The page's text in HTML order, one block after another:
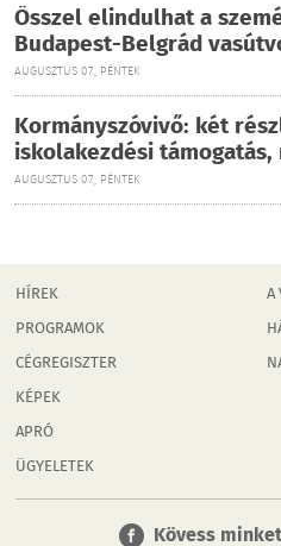
Ősszel elindulhat a
Budapest-Belgrád
AUGUSZTUS 07., PÉNTEK
Kormányszóvivő: két
iskolakezdési
AUGUSZTUS 07., PÉNTEK
HÍREK
PROGRAMOK
CÉGREGISZTER
KÉPEK
APRÓ
ÜGYELETEK
A
Kövess